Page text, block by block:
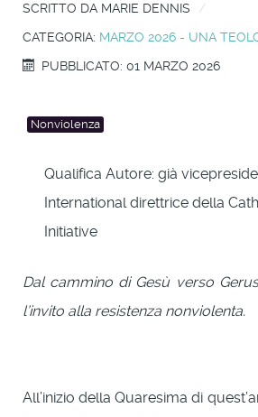
SCRITTO DA MARIE DENNIS
CATEGORIA: MARZO 2026 - UNA
PUBBLICATO: 01 MARZO 2026
Nonviolenza
Qualifica Autore: già
International direttrice della
Initiative
Dal cammino di Gesù verso
l’invito alla resistenza nonviolenta.
All’inizio della Quaresima di